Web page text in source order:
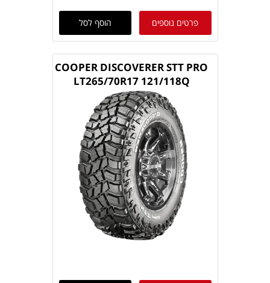
פרטים נוספים הוסף לסל
COOPER DISCOVERER STT PRO
LT265/70R17 121/118Q